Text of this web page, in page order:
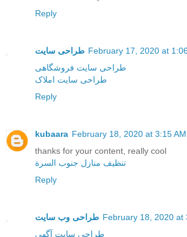
Reply
طراحی سایت February 17, 2020 at
طراحی سایت فروشگاهی
طراحی سایت املاک
Reply
kubaara February 18, 2020 at 3:15 AM
thanks for your content, really cool
تنظيف منازل جنوب السرة
Reply
طراحی وب سایت February 18, 2020 at
طراحی سایت آگهی